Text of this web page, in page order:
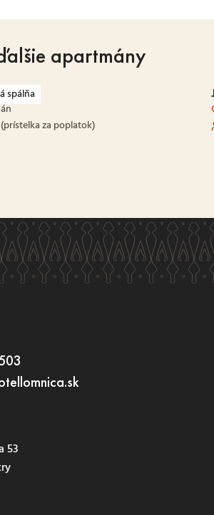
apartmány
spálňa
(prístelka za poplatok)
53